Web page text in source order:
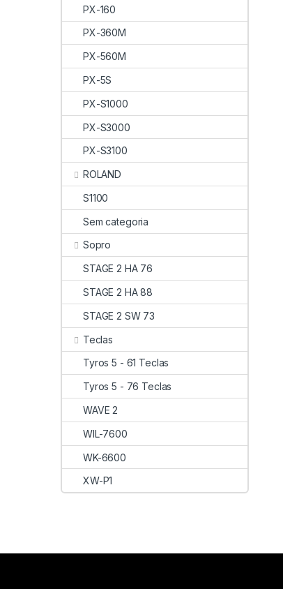
PX-160
PX-360M
PX-560M
PX-5S
PX-S1000
PX-S3000
PX-S3100
ROLAND
S1100
Sem categoria
Sopro
STAGE 2 HA 76
STAGE 2 HA 88
STAGE 2 SW 73
Teclas
Tyros 5 - 61 Teclas
Tyros 5 - 76 Teclas
WAVE 2
WIL-7600
WK-6600
XW-P1